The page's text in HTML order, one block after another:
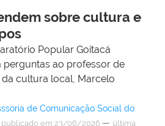
sobre cultura e
Popular Goitacá
perguntas ao professor de
cultura local, Marcelo
de Comunicação Social do
publicado em 23/06/2026 — última